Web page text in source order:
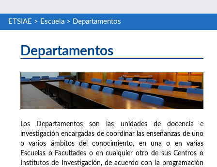
ETSIAE > Escuela> Departamentos
Departamentos
Los Departamentos son las unidades de docencia e
investigación encargadas de coordinar las enseñanzas de uno
o varios ámbitos del conocimiento, en una o en varias
Escuelas o Facultades o en cualquier otro de sus Centros o
Institutos de Investigación, de acuerdo con la programación